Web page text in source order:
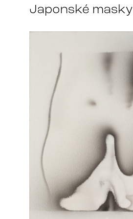
Japonské masky